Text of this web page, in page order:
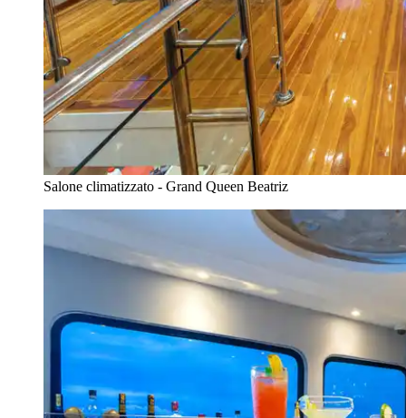
Salone climatizzato - Grand Queen Beatriz